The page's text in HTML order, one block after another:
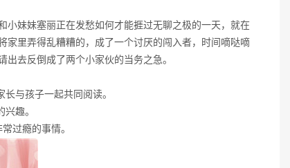
小妹妹塞丽正在发愁如何才能捱过无聊之极的一天，就在
家里弄得乱糟糟的，成了一个讨厌的闯入者，时间嘀哒嘀
去反倒成了两个小家伙的当务之急。
与孩子一起共同阅读。
趣。
过瘾的事情。